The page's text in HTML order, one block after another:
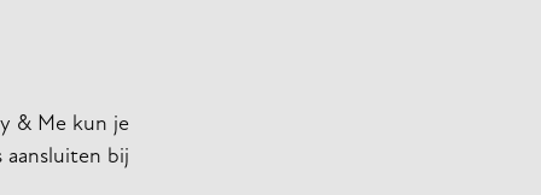
& Me kun je
bij